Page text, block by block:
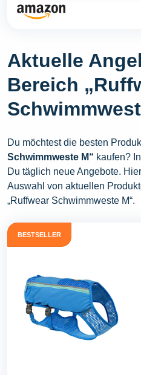
Aktuelle
Bereich
Du möchtest die besten
Schwimmweste M“ kaufen?
Du täglich neue Angebote.
Auswahl von aktuellen
„Ruffwear Schwimmweste M“.
BESTSELLER